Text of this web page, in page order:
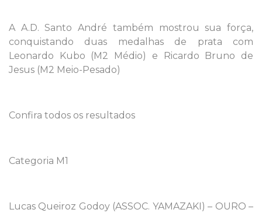
A A.D. Santo André também mostrou sua força,
conquistando duas medalhas de prata com
Leonardo Kubo (M2 Médio) e Ricardo Bruno de
Jesus (M2 Meio-Pesado)
Confira todos os resultados
Categoria M1
Lucas Queiroz Godoy (ASSOC. YAMAZAKI) – OURO –